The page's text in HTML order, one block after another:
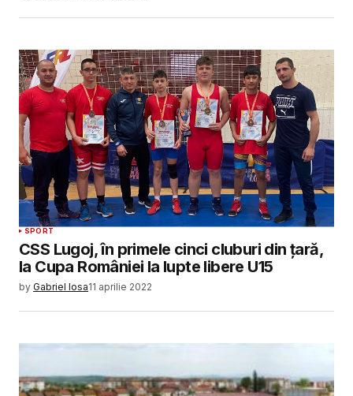
SPORT
CSS Lugoj, în primele cinci cluburi din țară,
la Cupa României la lupte libere U15
by Gabriel Iosa11 aprilie 2022